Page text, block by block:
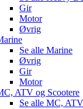
Gir
Motor
Øvrig
Se alle Marine
Øvrig
Gir
Motor
ATV og Scootere
Se alle MC,